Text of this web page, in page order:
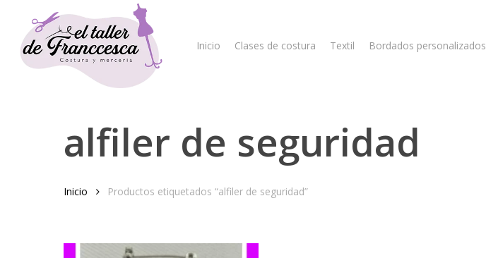
main
content
Hit enter to search or ESC to close
Inicio Clases de costura Textil Bordados personalizados
alfiler de seguridad
Inicio Productos etiquetados “alfiler de seguridad”